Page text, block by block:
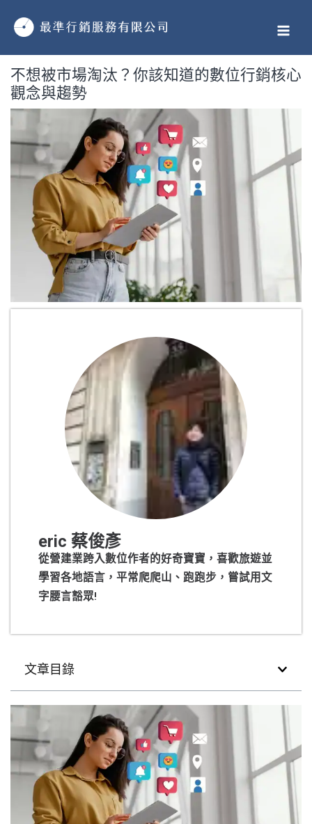
不想被市場淘汰？你該知道的數位行銷核心
觀念與趨勢
eric 蔡俊彥
從營建業跨入數位作者的好奇寶寶，喜歡旅遊並
學習各地語言，平常爬爬山、跑跑步，嘗試用文
字腰言豁眾!
文章目錄